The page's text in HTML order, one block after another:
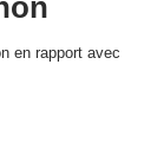
en rapport avec